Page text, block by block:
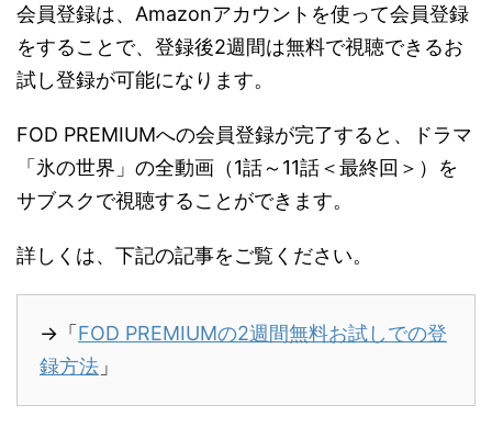
会員登録は、Amazonアカウントを使って会員登録
をすることで、登録後2週間は無料で視聴できるお
試し登録が可能になります。
FOD PREMIUMへの会員登録が完了すると、ドラマ
「氷の世界」の全動画（1話～11話＜最終回＞）を
サブスクで視聴することができます。
詳しくは、下記の記事をご覧ください。
→「FOD PREMIUMの2週間無料お試しでの登
録方法 」